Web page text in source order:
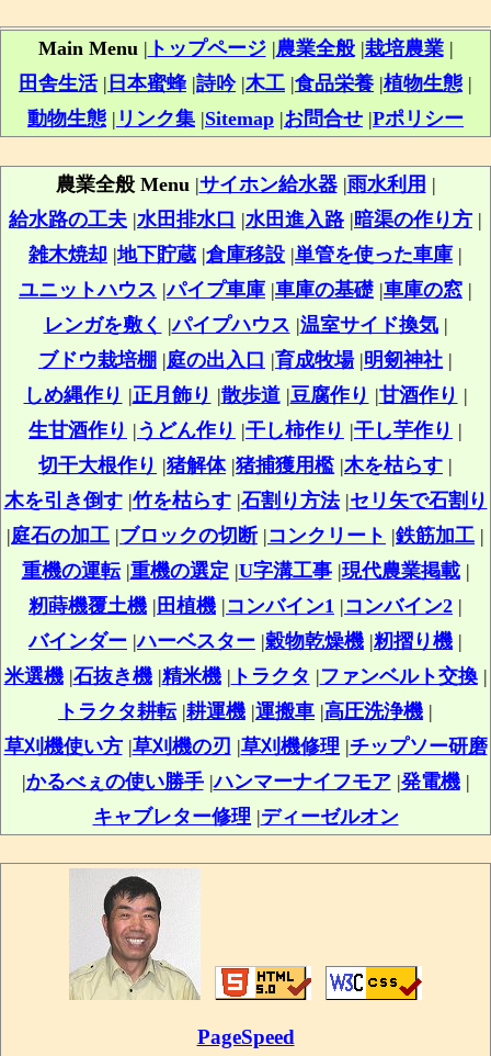
Main Menu| トップページ|農業全般|栽培農業|
田舎生活| 日本蜜蜂 |詩吟|木工 |食品栄養 |植物生態 |
動物生態 | リンク集 |Sitemap |お問合せ |Pポリシー
農業全般 Menu|サイホン給水器|雨水利用 |
給水路の工夫 |水田排水口 |水田進入路 |暗渠の作り方 |
雑木焼却 |地下貯蔵 |倉庫移設 |単管を使った車庫 |
ユニットハウス |パイプ車庫 |車庫の基礎 |車庫の窓 |
レンガを敷く |パイプハウス |温室サイド換気|
ブドウ栽培棚 |庭の出入口 |育成牧場|明剱神社 |
しめ縄作り |正月飾り |散歩道|豆腐作り |甘酒作り |
生甘酒作り |うどん作り |干し柿作り |干し芋作り |
切干大根作り |猪解体|猪捕獲用檻 |木を枯らす |
木を引き倒す|竹を枯らす|石割り方法|セリ矢で石割り
|庭石の加工 |ブロックの切断|コンクリート |鉄筋加工 |
重機の運転|重機の選定 |U字溝工事|現代農業掲載|
籾蒔機覆土機 | 田植機 |コンバイン1 |コンバイン2 |
バインダー |ハーベスター |穀物乾燥機 |籾摺り機 |
米選機|石抜き機|精米機| トラクタ |ファンベルト交換|
トラクタ耕転|耕運機 |運搬車 |高圧洗浄機 |
草刈機使い方|草刈機の刃 |草刈機修理 |チップソー研磨
|かるべぇの使い勝手|ハンマーナイフモア|発電機|
キャブレター修理 |ディーゼルオン
PageSpeed